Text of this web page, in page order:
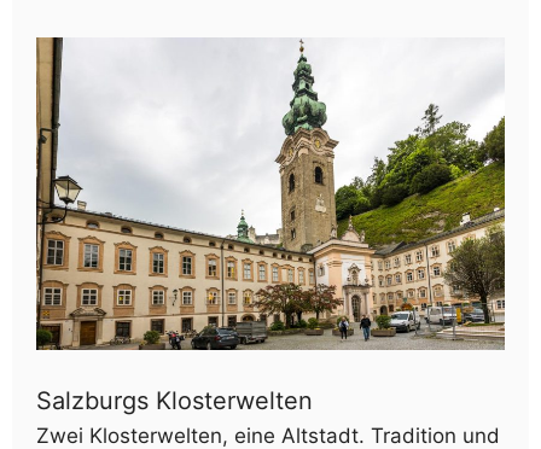
Salzburgs Klosterwelten
Zwei Klosterwelten, eine Altstadt. Tradition und